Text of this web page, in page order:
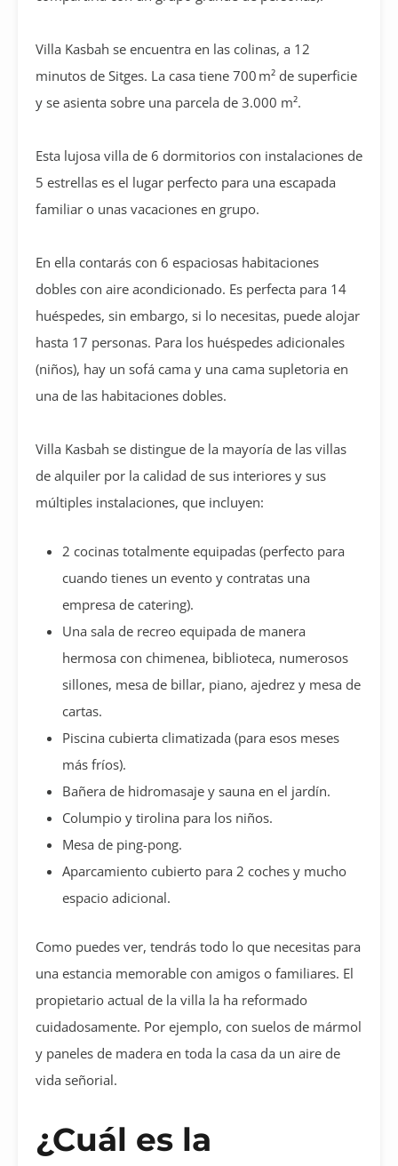
Villa Kasbah se encuentra en las colinas, a 12
minutos de Sitges. La casa tiene 700 m² de superficie
y se asienta sobre una parcela de 3.000 m².
Esta lujosa villa de 6 dormitorios con instalaciones de
5 estrellas es el lugar perfecto para una escapada
familiar o unas vacaciones en grupo.
En ella contarás con 6 espaciosas habitaciones
dobles con aire acondicionado. Es perfecta para 14
huéspedes, sin embargo, si lo necesitas, puede alojar
hasta 17 personas. Para los huéspedes adicionales
(niños), hay un sofá cama y una cama supletoria en
una de las habitaciones dobles.
Villa Kasbah se distingue de la mayoría de las villas
de alquiler por la calidad de sus interiores y sus
múltiples instalaciones, que incluyen:
2 cocinas totalmente equipadas (perfecto para
cuando tienes un evento y contratas una
empresa de catering).
Una sala de recreo equipada de manera
hermosa con chimenea, biblioteca, numerosos
sillones, mesa de billar, piano, ajedrez y mesa de
cartas.
Piscina cubierta climatizada (para esos meses
más fríos).
Bañera de hidromasaje y sauna en el jardín.
Columpio y tirolina para los niños.
Mesa de ping-pong.
Aparcamiento cubierto para 2 coches y mucho
espacio adicional.
Como puedes ver, tendrás todo lo que necesitas para
una estancia memorable con amigos o familiares. El
propietario actual de la villa la ha reformado
cuidadosamente. Por ejemplo, con suelos de mármol
y paneles de madera en toda la casa da un aire de
vida señorial.
¿Cuál es la